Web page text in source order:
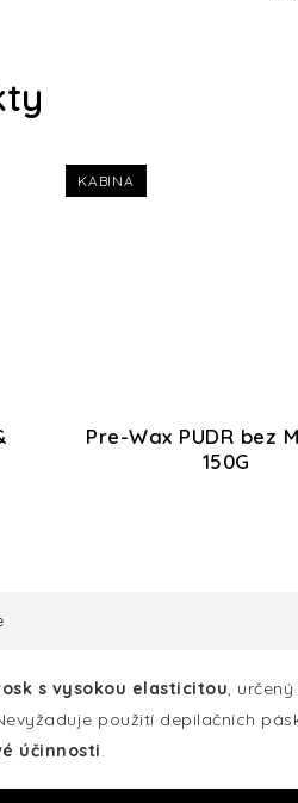
KABINA
Pre-Wax PUDR bez
150G
s vysokou elasticitou,
použití depilačních
účinnosti.